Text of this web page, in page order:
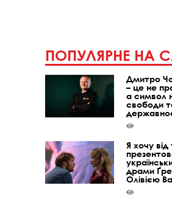
ПОПУЛЯРНЕ НА
Дмитро
– це не
а символ
свободи
Я хочу
драми
Олівією